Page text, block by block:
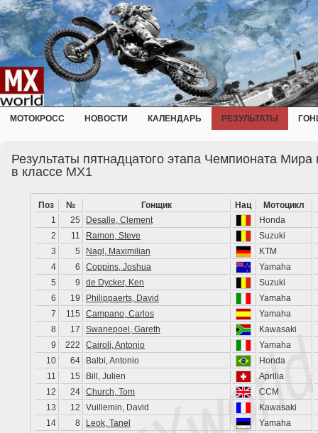
МОТОКРОСС НОВОСТИ КАЛЕНДАРЬ РЕЗУЛЬТАТЫ
Результаты пятнадцатого этапа Чемпионата
в классе MX1
Поз № Гонщик Нац
Мотоцикл
1
25 Desalle, Clement
Honda
2
11 Ramon, Steve
Suzuki
3
5 Nagl, Maximilian
KTM
4
6 Coppins, Joshua
Yamaha
5
9 de Dycker, Ken
Suzuki
6
19 Philippaerts, David
Yamaha
7
115 Campano, Carlos
Yamaha
8
17 Swanepoel, Gareth
Kawasaki
9
222 Cairoli, Antonio
Yamaha
10
64 Balbi, Antonio
Honda
11
15 Bill, Julien
Aprilia
12
24 Church, Tom
CCM
13
12 Vuillemin, David
Kawasaki
14
8 Leok, Tanel
Yamaha